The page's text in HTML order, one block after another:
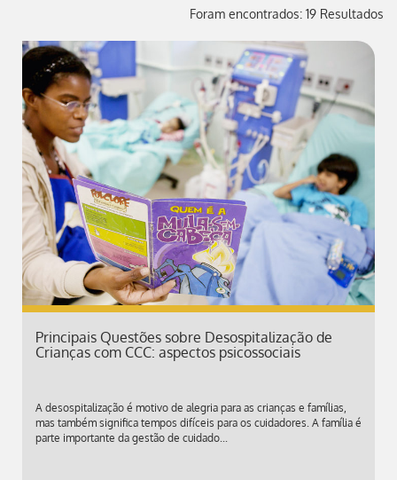
Foram encontrados: 19 Resultados
Principais Questões sobre Desospitalização de
Crianças com CCC: aspectos psicossociais
A desospitalização é motivo de alegria para as crianças e famílias,
mas também significa tempos difíceis para os cuidadores. A família é
parte importante da gestão de cuidado...